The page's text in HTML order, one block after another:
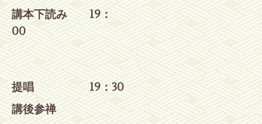
講本下読み 19：
00
提唱 19：30
講後参禅